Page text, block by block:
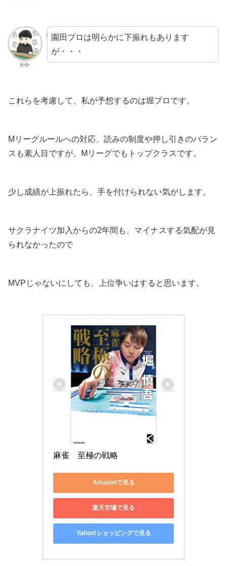
かか
園田プロは明らかに下振れもあります
が・・・
これらを考慮して、私が予想するのは堀プロです。
Mリーグルールへの対応、読みの制度や押し引きのバラン
スも素人目ですが、Мリーグでもトップクラスです。
少し成績が上振れたら、手を付けられない気がします。
サクラナイツ加入からの2年間も、マイナスする気配が見
られなかったので
MVPじゃないにしても、上位争いはすると思います。
麻雀　至極の戦略
Amazonで見る
楽天市場で見る
Yahoo!ショッピングで見る